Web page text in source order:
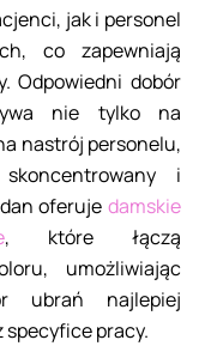
jak i personel
co zapewniają
Odpowiedni dobór
nie tylko na
nastrój personelu,
i
oferuje damskie
, które łączą
umożliwiając
ubrań najlepiej
pracy.